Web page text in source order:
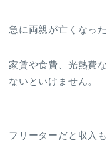
急に両親が亡くなっ
家賃や食費、光熱費
ないといけません。
フリーターだと収入